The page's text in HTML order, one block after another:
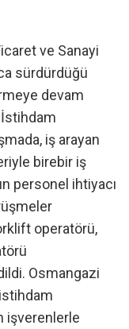
ve Sanayi
sürdürdüğü
devam
İstihdam
iş arayan
birebir iş
personel ihtiyacı
operatörü,
Osmangazi
işverenlerle